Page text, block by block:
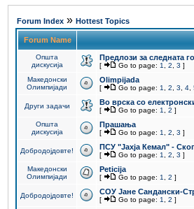
Forum Index » Hottest Topics
Forum Name
Општа
дискусија
Предлози за следната
[ Go to page: 1 2 3 ]
Македонски
Олимпијади
Olimpijada
[ Go to page: 1 2 3 4
Други задачи Во врска со
[ Go to page: 1 2 ]
Општа
дискусија
Прашања
[ Go to page: 1 2 3 ]
Добродојдовте! ПCУ "Јахја Кемал" -
[ Go to page: 1 2 3 ]
Македонски
Олимпијади
Peticija
[ Go to page: 1 2 ]
Добродојдовте! СОУ Јане Сандански-
[ Go to page: 1 2 ]